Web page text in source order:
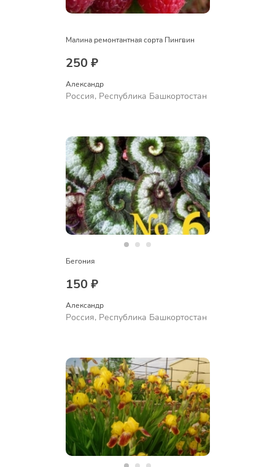
Малина ремонтантная сорта Пингвин
250 ₽
Александр
Россия, Республика Башкортостан
Бегония
150 ₽
Александр
Россия, Республика Башкортостан